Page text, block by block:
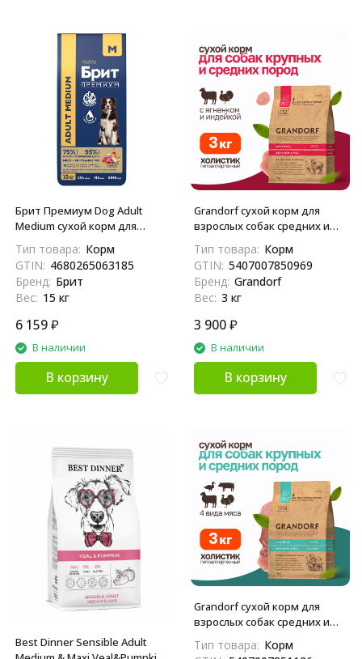
Брит Премиум Dog Adult
Medium сухой корм для
пород (10-25 кг), с индейкой
и телятиной - 15 кг
Тип товара: Корм
GTIN: 4680265063185
Бренд: Брит
Вес: 15 кг
6 159₽
В наличии
В корзину
Grandorf сухой корм для
взрослых собак средних и
индейкой - 3 кг
Тип товара: Корм
GTIN: 5407007850969
Бренд: Grandorf
Вес: 3 кг
3 900₽
В наличии
В корзину
Best Dinner Sensible Adult
Grandorf сухой корм для
взрослых собак средних и
видами мяса - 3 кг
Тип товара: Корм